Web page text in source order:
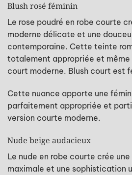
Blush rosé féminin
Le rose poudré en robe courte
moderne délicate et une
contemporaine. Cette teinte
totalement appropriée et même
court moderne. Blush court est
Cette nuance apporte une
parfaitement appropriée et
version courte moderne.
Nude beige audacieux
Le nude en robe courte crée
maximale et une sophistication